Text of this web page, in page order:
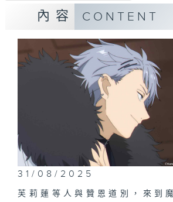
內容 CONTENT
31/08/2025
芙莉蓮等人與贊恩道別，來到